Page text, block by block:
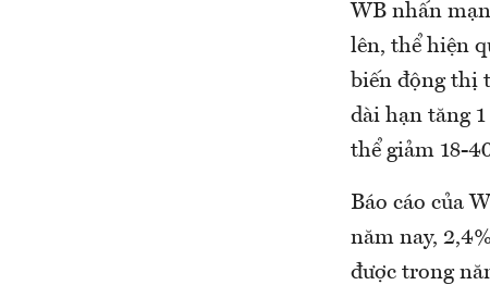
WB nhấn
lên, thể hiện
biến động thị
dài hạn tăng
thể giảm 18-
Báo cáo của
năm nay,
được trong